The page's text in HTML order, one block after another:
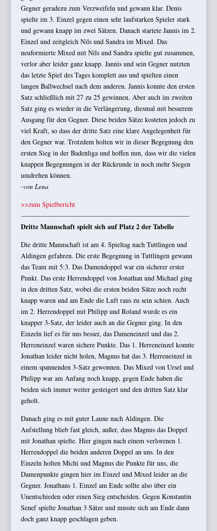
Gegner geradezu zum Verzweifeln und gewann klar. Denis
spielte im 3. Einzel gegen einen sehr laufstarken Spieler stark
und gewann knapp im zwei Sätzen. Danach startete Jannis im 2.
Einzel und zeitgleich Nils und Sandra im Mixed. Das
neuformierte Mixed mit Nils und Sandra spielte gut zusammen,
verlor aber leider ganz knapp. Jannis und sein Gegner nutzten
das letzte Spiel des Tages komplett aus und spielten einen
langen Ballwechsel nach dem anderen. Jannis konnte den ersten
Satz schließlich mit 27 zu 25 gewinnen. Aber auch im zweiten
Satz ging es wieder in die Verlängerung, diesmal mit besserem
Ausgang für den Gegner. Diese beiden Sätze kosteten jedoch zu
viel Kraft, so dass der dritte Satz eine klare Angelegenheit für
den Gegner war. Trotzdem holten wir in dieser Begegnung den
ersten Sieg in der Badenliga und hoffen nun, dass wir die vielen
knappen Begegnungen in der Rückrunde in noch mehr Siegen
umdrehen können.
-von Lena
>>zum Spielbericht
—————————————————————————————
Dritte Mannschaft spielt sich auf Platz 2 der Tabelle
Die dritte Mannschaft ist am 4. Spieltag nach Tuttlingen und
Aldingen gefahren. Die erste Begegnung in Tuttlingen gewann
das Team mit 5:3. Das Damendoppel war ein sicherer erster
Punkt. Das erste Herrendoppel von Jonathan und Michael ging
in den dritten Satz, wobei die ersten beiden Sätze noch recht
knapp waren und am Ende die Luft raus zu sein schien. Auch
im 2. Herrendoppel mit Philipp und Roland wurde es ein
knapper 3-Satz, der leider auch an die Gegner ging. In den
Einzeln lief es für uns besser, das Dameneinzel und das 2.
Herreneinzel waren sichere Punkte. Das 1. Herreneinzel konnte
Jonathan leider nicht holen, Magnus hat das 3. Herreneinzel in
einem spannenden 3-Satz gewonnen. Das Mixed von Ursel und
Philipp war am Anfang noch knapp, gegen Ende haben die
beiden sich immer weiter gesteigert und den dritten Satz klar
geholt.
Danach ging es mit guter Laune nach Aldingen. Die
Aufstellung blieb fast gleich, außer, dass Magnus das Doppel
mit Jonathan spielte. Hier gingen nach einem verlorenen 1.
Herrendoppel die beiden anderen Doppel an uns. In den
Einzeln holten Michi und Magnus die Punkte für uns, die
Damenpunkte gingen hier im Einzel und Mixed leider an die
Gegner. Jonathans 1. Einzel am Ende sollte also über ein
Unentschieden oder einen Sieg entscheiden. Gegen Konstantin
Senef spielte Jonathan 3 Sätze und musste sich am Ende dann
doch ganz knapp geschlagen geben.